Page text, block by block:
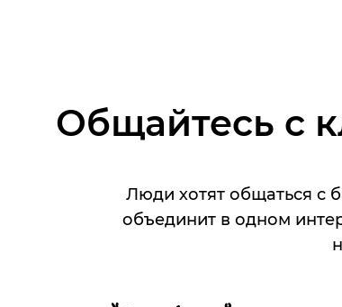
Общайтесь с
Люди хотят общаться с
объединит в одном